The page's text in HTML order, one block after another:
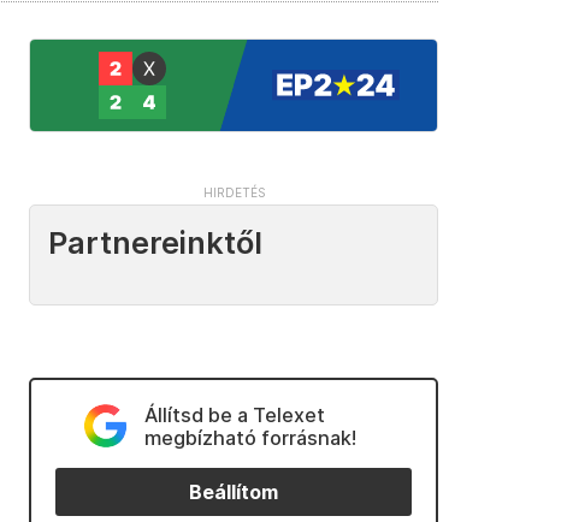
Partnereinktől
Állítsd be a Telexet
megbízható forrásnak!
Beállítom